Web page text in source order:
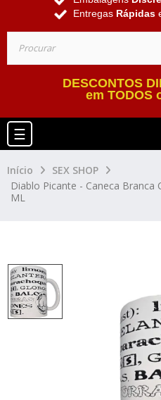
Entregas Rápidas
DESCONTOS
em TODOS
Toggle navigation
☰
Início
SEX SHOP
Diablo Picante - Caneca
ML